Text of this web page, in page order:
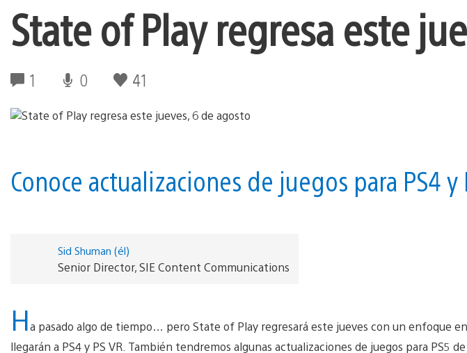
State of Play regresa este
1 0 41
Conoce actualizaciones de juegos para PS4 y
Sid Shuman (él)
Senior Director, SIE Content Communications
Ha pasado algo de tiempo… pero State of Play regresará este jueves con un enfoque
llegarán a PS4 y PS VR. También tendremos algunas actualizaciones de juegos para PS5